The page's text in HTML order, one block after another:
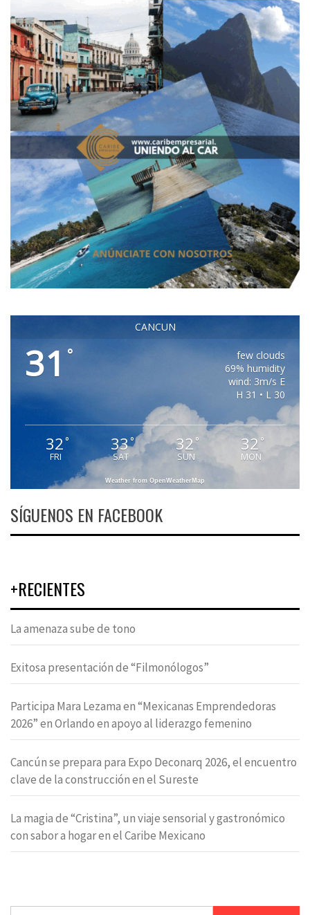
CANCUN
31 °
few clouds
69% humidity
wind: 3m/s E
H 31 • L 30
32°
FRI
33°
SAT
32 °
SUN
32 °
MON
Weather from OpenWeatherMap
SÍGUENOS EN FACEBOOK
+RECIENTES
La amenaza sube de tono
Exitosa presentación de “Filmonólogos”
Participa Mara Lezama en “Mexicanas Emprendedoras
2026” en Orlando en apoyo al liderazgo femenino
Cancún se prepara para Expo Deconarq 2026, el encuentro
clave de la construcción en el Sureste
La magia de “Cristina”, un viaje sensorial y gastronómico
con sabor a hogar en el Caribe Mexicano